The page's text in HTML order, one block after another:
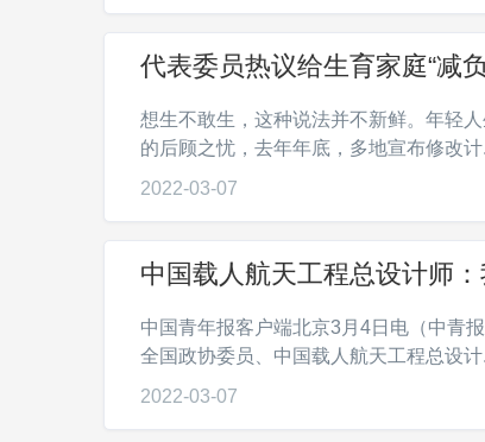
代表委员热议给生育家庭“减
想生不敢生，这种说法并不新鲜。年轻
的后顾之忧，去年年底，多地宣布修改计
2022-03-07
中国载人航天工程总设计师
中国青年报客户端北京3月4日电（中青
全国政协委员、中国载人航天工程总设计
2022-03-07